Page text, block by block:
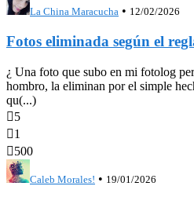
La China Maracucha • 12/02/2026
Fotos eliminada según el
¿ Una foto que subo en mi fotolog
hombro, la eliminan por el simple
qu(...)
5
1
500
Caleb Morales! • 19/01/2026